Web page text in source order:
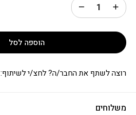
הוספה לסל
משלוחים
רוצה לשתף את החבר/ה? לחצ/י לשיתוף: